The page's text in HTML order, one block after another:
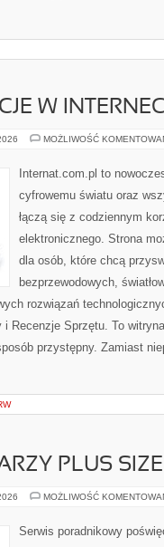
W
MOŻLIWOŚĆ
Internat.com.pl to
cyfrowemu światu oraz
łączą się z codziennym
elektronicznego. Strona
dla osób, które chcą
bezprzewodowych,
rozwiązań
i Recenzje Sprzętu. To
przystępny. Zamiast
PLUS SIZE
MOŻLIWOŚĆ
Serwis poradnikowy